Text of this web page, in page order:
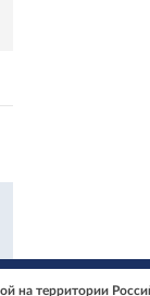
на территории